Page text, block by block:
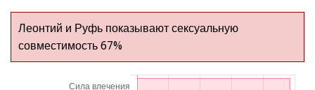
Леонтий и Руфь показывают сексуальную
совместимость 67%